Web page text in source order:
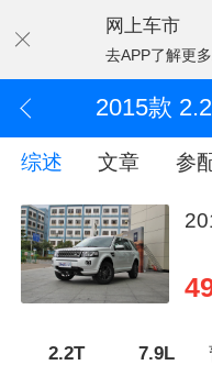
网上车市
去APP了解更
综述 文章 参
2.2T 7.9L